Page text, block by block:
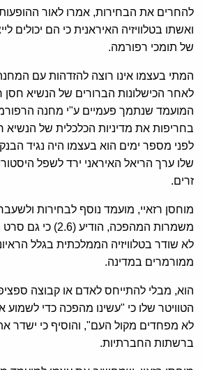
להחרים את הבחירות, אמרו לאור
ואשתו בטלוויזיה האיראנית כי הם יכולים
של תומכי רפורמה.
המתי בעצמו אינו רוצה להזדהות עם
לאחר הכישלונות הברורים של הנשיא חסן
המועמד שנתמך פעמיים ע"י מחנה
בחריפות את מדיניות הכלכלית של
לפני מספר ימים הוא בעצמו היה נגיד
שלו ערך הריאל האיראני ירד לשפל
זרים.
מוחסן רזאיי, מועמד נוסף לבחירות
משמרות המהפכה,
לא שודר בטלוויזיה הממלכתית בגלל
ממורמרים במדינה.
הוא, מבלי להתייחס לאדם או קבוצה
הטוויטר שלו כי "עשינו מהפכה כדי לשמוע
לא מפחדים מקול העם", והוסיף כי ישדר
ברשתות החברתיות.